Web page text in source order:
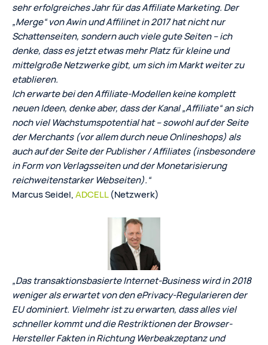
sehr erfolgreiches Jahr für das Affiliate Marketing. Der
„Merge“ von Awin und Affilinet in 2017 hat nicht nur
Schattenseiten, sondern auch viele gute Seiten – ich
denke, dass es jetzt etwas mehr Platz für kleine und
mittelgroße Netzwerke gibt, um sich im Markt weiter zu
etablieren.
Ich erwarte bei den Affiliate-Modellen keine komplett
neuen Ideen, denke aber, dass der Kanal „Affiliate“ an sich
noch viel Wachstumspotential hat – sowohl auf der Seite
der Merchants (vor allem durch neue Onlineshops) als
auch auf der Seite der Publisher / Affiliates (insbesondere
in Form von Verlagsseiten und der Monetarisierung
reichweitenstarker Webseiten).“
Marcus Seidel,ADCELL(Netzwerk)
„Das transaktionsbasierte Internet-Business wird in 2018
weniger als erwartet von den ePrivacy-Regularieren der
EU dominiert. Vielmehr ist zu erwarten, dass alles viel
schneller kommt und die Restriktionen der Browser-
Hersteller Fakten in Richtung Werbeakzeptanz und